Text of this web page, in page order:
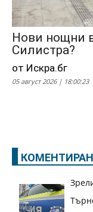
Нови нощни
Силистра?
от Искра.бг
05 август 2026 | 18:00:23